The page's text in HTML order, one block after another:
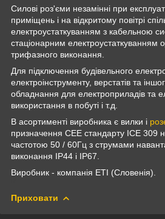
Силові роз'єми незамінні при
приміщень і на відкритому повітрі
електроустаткуванням з кабельною
стаціонарним електроустаткуванням
трифазного виконання.
Для підключення будівельного
електроінструменту, верстатів та
обладнання для електроприладів та
використання в побуті і т.д.
В асортименті виробника є вилки і
призначення CEE стандарту ICE 309
частотою 50 / 60Гц з струмами
виконання IP44 і IP67.
Виробник - компанія ETI (Словенія).
Приховати